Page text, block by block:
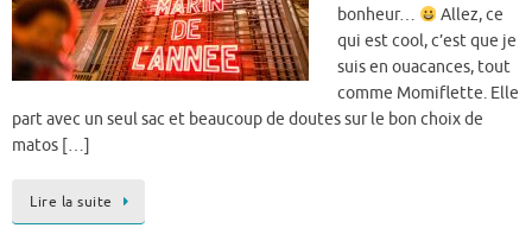
bonheur…
Allez, ce
qui est cool, c’est que je
suis en ouacances, tout
comme Momiflette. Elle
part avec un seul sac et beaucoup de doutes sur le bon choix de
matos […]
Lire la suite